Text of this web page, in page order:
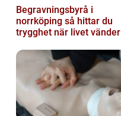
Begravningsbyrå i
norrköping så hittar du
trygghet när livet vänder